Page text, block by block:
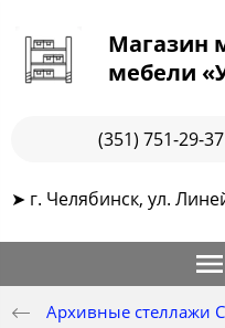
Магазин
мебели
(351) 751-29-37
➤ г. Челябинск, ул.
Архивные стеллажи